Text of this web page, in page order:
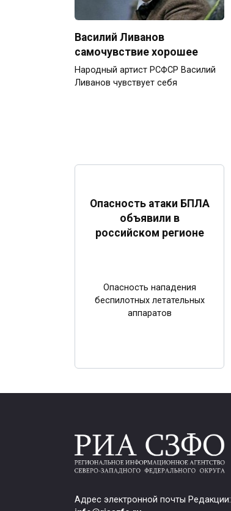
Василий Ливанов
самочувствие хорошее
Народный артист РСФСР Василий
Ливанов чувствует себя
Опасность атаки БПЛА
объявили в
российском регионе
Опасность нападения
беспилотных летательных
аппаратов
Адрес электронной почты Редакции: